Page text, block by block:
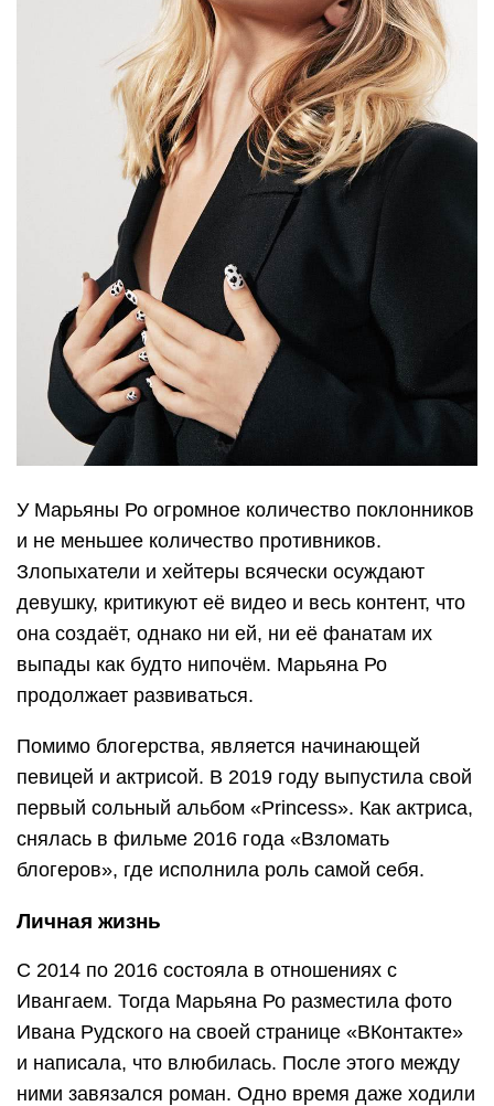
У Марьяны Ро огромное количество поклонников
и не меньшее количество противников.
Злопыхатели и хейтеры всячески осуждают
девушку, критикуют её видео и весь контент, что
она создаёт, однако ни ей, ни её фанатам их
выпады как будто нипочём. Марьяна Ро
продолжает развиваться.
Помимо блогерства, является начинающей
певицей и актрисой. В 2019 году выпустила свой
первый сольный альбом «Princess». Как актриса,
снялась в фильме 2016 года «Взломать
блогеров», где исполнила роль самой себя.
Личная жизнь
С 2014 по 2016 состояла в отношениях с
Ивангаем. Тогда Марьяна Ро разместила фото
Ивана Рудского на своей странице «ВКонтакте»
и написала, что влюбилась. После этого между
ними завязался роман. Одно время даже ходили